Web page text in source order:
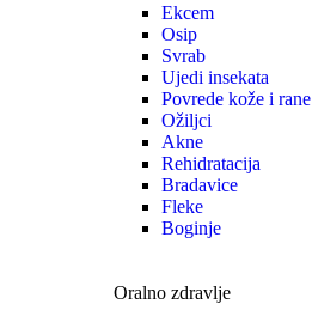
Ekcem
Osip
Svrab
Ujedi insekata
Povrede kože i rane
Ožiljci
Akne
Rehidratacija
Bradavice
Fleke
Boginje
Oralno zdravlje